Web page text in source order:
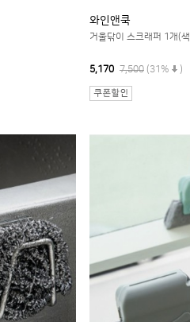
와인앤쿡
거울닦이 스크래퍼 1개(
5,170 7,500 (31% )